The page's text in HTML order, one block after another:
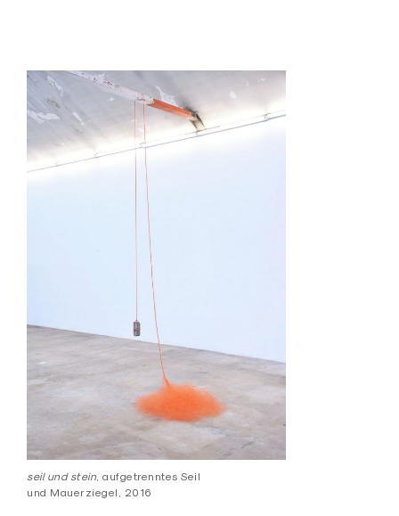
seil und stein , aufgetrenntes Seil
und Mauerziegel, 2016